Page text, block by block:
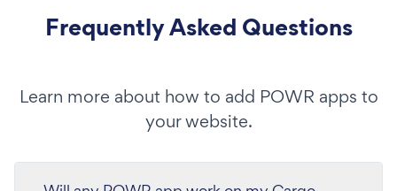
Frequently Asked Questions
Learn more about how to add POWR apps to
your website.